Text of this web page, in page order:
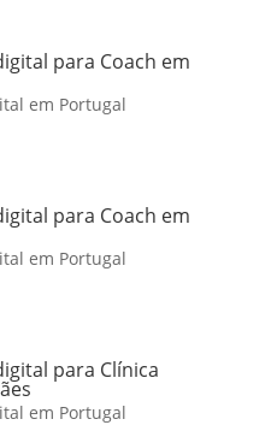
para Coach em
em Portugal
para Coach em
em Portugal
para Clínica
em Portugal